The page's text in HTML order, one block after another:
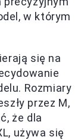
w którym
się na
Rozmiary
przez M,
że dla
używa się